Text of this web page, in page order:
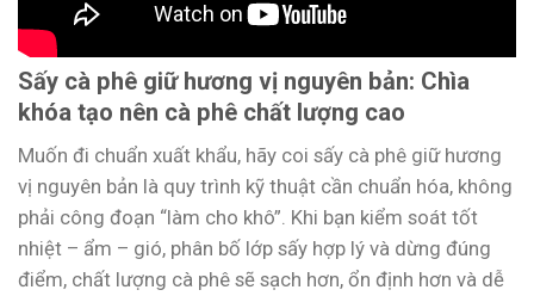
Sấy cà phê giữ hương vị nguyên bản: Chìa
khóa tạo nên cà phê chất lượng cao
Muốn đi chuẩn xuất khẩu, hãy coi sấy cà phê giữ hương
vị nguyên bản là quy trình kỹ thuật cần chuẩn hóa, không
phải công đoạn “làm cho khô”. Khi bạn kiểm soát tốt
nhiệt – ẩm – gió, phân bố lớp sấy hợp lý và dừng đúng
điểm, chất lượng cà phê sẽ sạch hơn, ổn định hơn và dễ